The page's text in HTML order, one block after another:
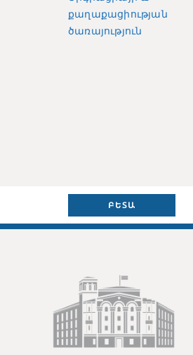
քաղաքացիության
ծառայություն
ԲԵՏԱ